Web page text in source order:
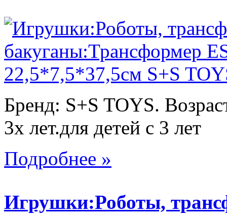
Бренд: S+S TOYS.
3х лет.для детей с 3 лет
Подробнее »
Игрушки:Роботы,